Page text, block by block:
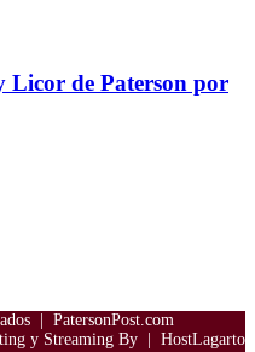
Licor de Paterson por
| PatersonPost.com
y Streaming By | HostLagarto